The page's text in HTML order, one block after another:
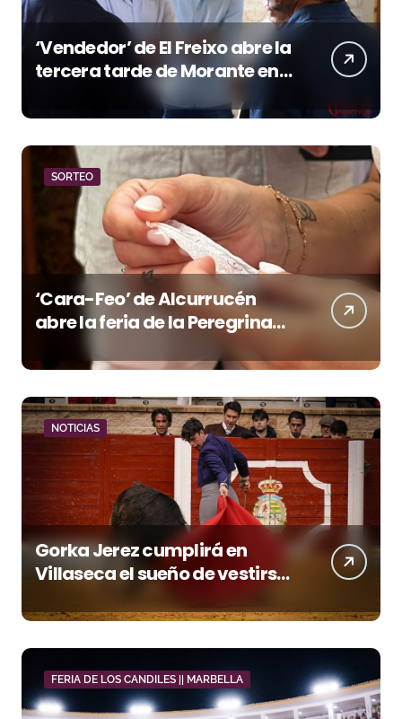
‘Vendedor’ de El Freixo abre la
tercera tarde de Morante en
la temporada portuense
SORTEO
‘Cara-Feo’ de Alcurrucén
abre la feria de la Peregrina
NOTICIAS
Gorka Jerez cumplirá en
Villaseca el sueño de vestirse
de luces ante los suyos
FERIA DE LOS CANDILES || MARBELLA